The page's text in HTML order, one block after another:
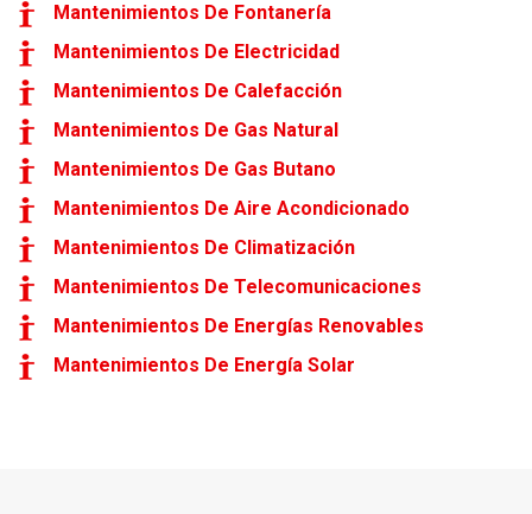
Mantenimientos De Fontanería
Mantenimientos De Electricidad
Mantenimientos De Calefacción
Mantenimientos De Gas Natural
Mantenimientos De Gas Butano
Mantenimientos De Aire Acondicionado
Mantenimientos De Climatización
Mantenimientos De Telecomunicaciones
Mantenimientos De Energías Renovables
Mantenimientos De Energía Solar